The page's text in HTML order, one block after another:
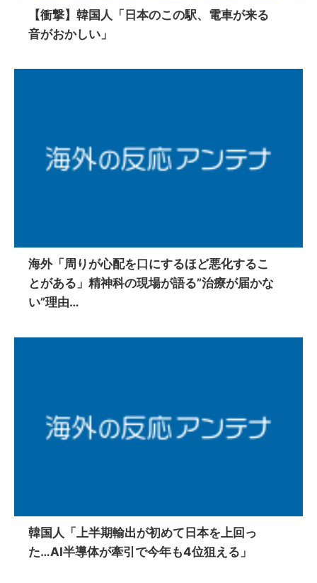
【衝撃】韓国人「日本のこの駅、電車が来る
音がおかしい」
海外「周りが心配を口にするほど悪化するこ
とがある」精神科の現場が語る”治療が届かな
い”理由…
韓国人「上半期輸出が初めて日本を上回っ
た…AI半導体が牽引で今年も4位狙える」